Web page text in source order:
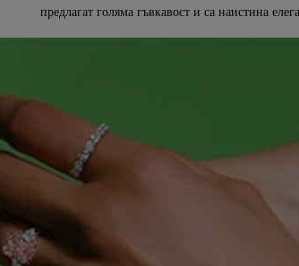
предлагат голяма гъвкавост и са наистина